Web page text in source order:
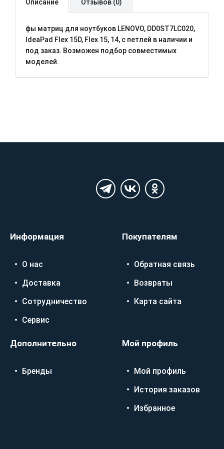
Описание Отзывов (0)
фы матриц для ноутбуков LENOVO, DD0ST7LC020,
IdeaPad Flex 15D, Flex 15, 14, с петлей в наличии и
под заказ. Возможен подбор совместимых
моделей.
Информация
О нас
Доставка
Сотрудничество
Сервис
Покупателям
Обратная связь
Возвраты
Карта сайта
Дополнительно
Бренды
Мой профиль
Мой профиль
История заказов
Избранное